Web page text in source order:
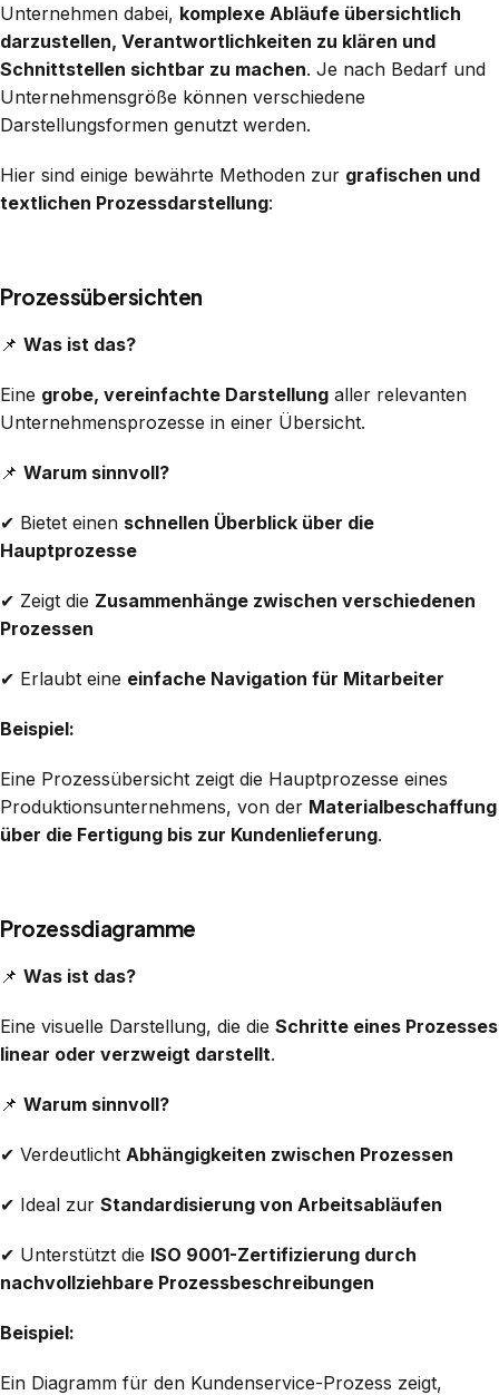
Unternehmen dabei, komplexe Abläufe übersichtlich
darzustellen, Verantwortlichkeiten zu klären und
Schnittstellen sichtbar zu machen. Je nach Bedarf und
Unternehmensgröße können verschiedene
Darstellungsformen genutzt werden.
Hier sind einige bewährte Methoden zur grafischen und
textlichen Prozessdarstellung:
Prozessübersichten
📌 Was ist das?
Eine grobe, vereinfachte Darstellung aller relevanten
Unternehmensprozesse in einer Übersicht.
📌 Warum sinnvoll?
✔ Bietet einen schnellen Überblick über die
Hauptprozesse
✔ Zeigt die Zusammenhänge zwischen verschiedenen
Prozessen
✔ Erlaubt eine einfache Navigation für Mitarbeiter
Beispiel:
Eine Prozessübersicht zeigt die Hauptprozesse eines
Produktionsunternehmens, von der Materialbeschaffung
über die Fertigung bis zur Kundenlieferung.
Prozessdiagramme
📌 Was ist das?
Eine visuelle Darstellung, die die Schritte eines Prozesses
linear oder verzweigt darstellt.
📌 Warum sinnvoll?
✔ Verdeutlicht Abhängigkeiten zwischen Prozessen
✔ Ideal zur Standardisierung von Arbeitsabläufen
✔ Unterstützt die ISO 9001-Zertifizierung durch
nachvollziehbare Prozessbeschreibungen
Beispiel:
Ein Diagramm für den Kundenservice-Prozess zeigt,